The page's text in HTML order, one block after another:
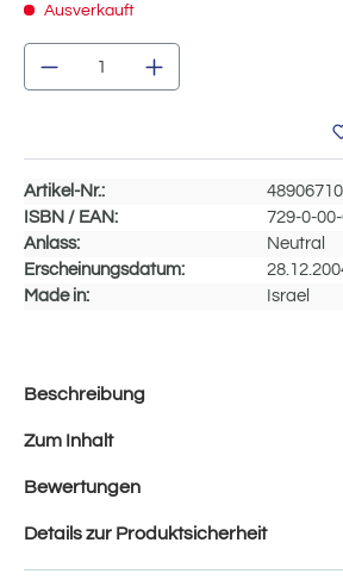
Ausverkauft
Produkt Anzahl: Gib den
Artikel-Nr.:
ISBN / EAN:
729-0-
Anlass:
Neutral
Erscheinungsdatum:
Made in:
Israel
Beschreibung
Zum Inhalt
Bewertungen
Details zur Produktsicherheit